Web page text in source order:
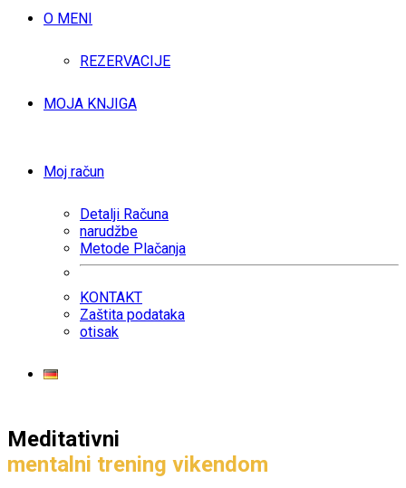
O MENI
REZERVACIJE
MOJA KNJIGA
Moj račun
Detalji Računa
narudžbe
Metode Plačanja
KONTAKT
Zaštita podataka
otisak
Meditativni
mentalni trening vikendom